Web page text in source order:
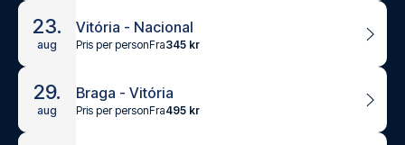
23.
aug
Vitória - Nacional
Pris per personFra345 kr
29.
aug
Braga - Vitória
Pris per personFra495 kr